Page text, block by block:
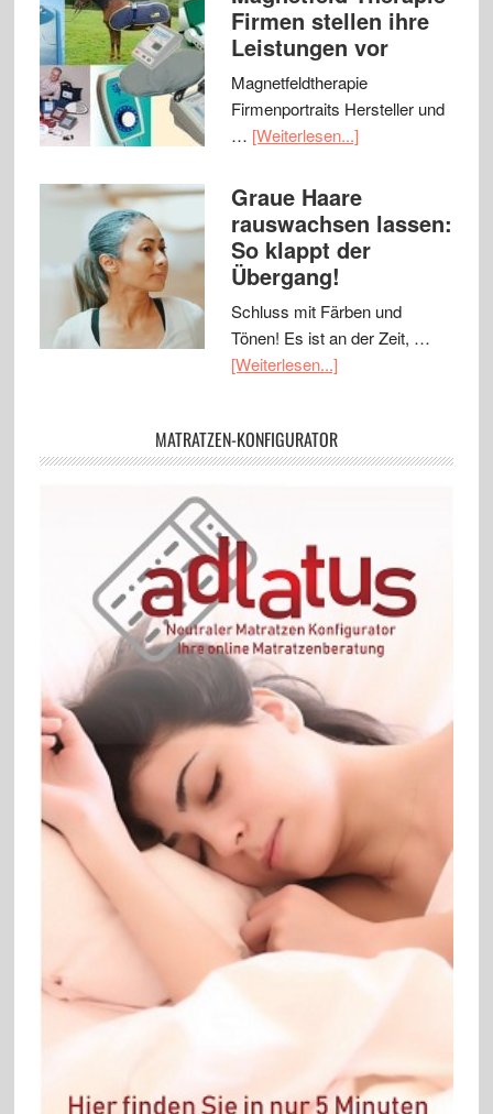
Firmen stellen ihre
Leistungen vor
Magnetfeldtherapie
Firmenportraits Hersteller und
… [Weiterlesen...]
Graue Haare
rauswachsen lassen:
So klappt der
Übergang!
Schluss mit Färben und
Tönen! Es ist an der Zeit, …
[Weiterlesen...]
MATRATZEN-KONFIGURATOR